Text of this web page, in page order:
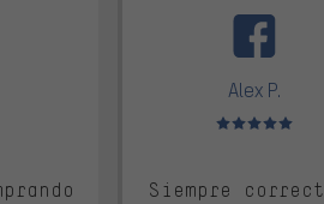
5 de 5
Alex P.
Valoración
Siempre